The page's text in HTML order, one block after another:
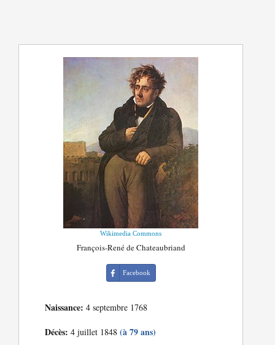
Wikimedia Commons
François-René de Chateaubriand
Facebook
Naissance: 4 septembre 1768
Décès: 4 juillet 1848(à 79 ans)